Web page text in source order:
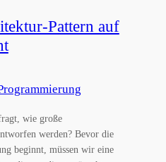
Pattern auf
wie große
werden? Bevor die
beginnt, müssen wir eine